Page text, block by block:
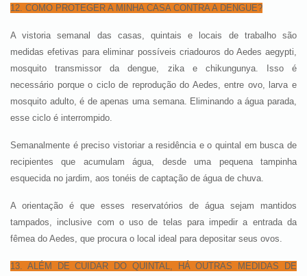
12. COMO PROTEGER A MINHA CASA CONTRA A DENGUE?
A vistoria semanal das casas, quintais e locais de trabalho são
medidas efetivas para eliminar possíveis criadouros do Aedes aegypti,
mosquito transmissor da dengue, zika e chikungunya. Isso é
necessário porque o ciclo de reprodução do Aedes, entre ovo, larva e
mosquito adulto, é de apenas uma semana. Eliminando a água parada,
esse ciclo é interrompido.
Semanalmente é preciso vistoriar a residência e o quintal em busca de
recipientes que acumulam água, desde uma pequena tampinha
esquecida no jardim, aos tonéis de captação de água de chuva.
A orientação é que esses reservatórios de água sejam mantidos
tampados, inclusive com o uso de telas para impedir a entrada da
fêmea do Aedes, que procura o local ideal para depositar seus ovos.
13. ALÉM DE CUIDAR DO QUINTAL, HÁ OUTRAS MEDIDAS DE